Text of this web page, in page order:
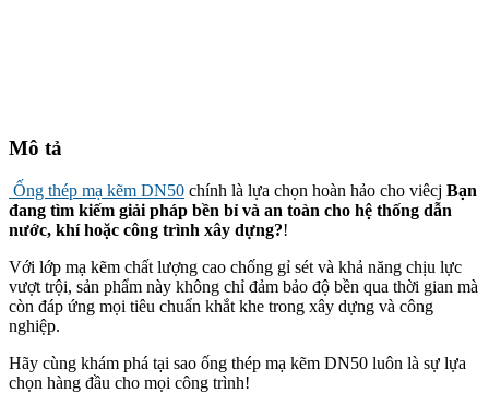
Mô tả
Ống thép mạ kẽm DN50 chính là lựa chọn hoàn hảo cho viêcj Bạn
đang tìm kiếm giải pháp bền bỉ và an toàn cho hệ thống dẫn
nước, khí hoặc công trình xây dựng?!
Với lớp mạ kẽm chất lượng cao chống gỉ sét và khả năng chịu lực
vượt trội, sản phẩm này không chỉ đảm bảo độ bền qua thời gian mà
còn đáp ứng mọi tiêu chuẩn khắt khe trong xây dựng và công
nghiệp.
Hãy cùng khám phá tại sao ống thép mạ kẽm DN50 luôn là sự lựa
chọn hàng đầu cho mọi công trình!